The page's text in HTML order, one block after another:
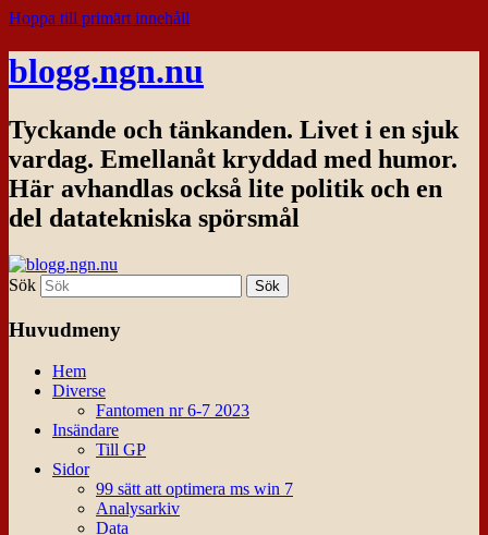
Hoppa till primärt innehåll
blogg.ngn.nu
Tyckande och tänkanden. Livet i en sjuk
vardag. Emellanåt kryddad med humor.
Här avhandlas också lite politik och en
del datatekniska spörsmål
Sök
Huvudmeny
Hem
Diverse
Fantomen nr 6-7 2023
Insändare
Till GP
Sidor
99 sätt att optimera ms win 7
Analysarkiv
Data